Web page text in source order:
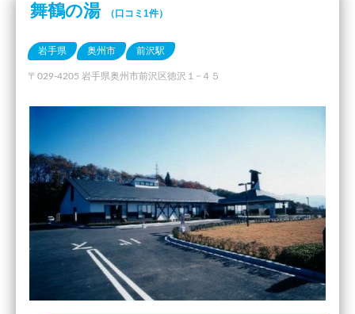
舞鶴の湯 （口コミ1件）
岩手県 奥州市 前沢駅
〒029-4205 岩手県奥州市前沢区徳沢１−４５